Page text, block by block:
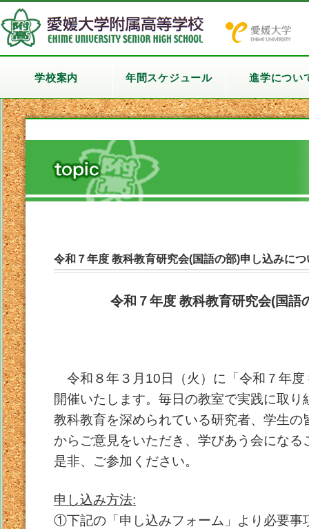
学校案内 年間スケジュール 進学につい
令和７年度 教科教育研究会(国語の部)申し込みにつ
令和７年度 教科教育研究会(国語
令和８年３月10日（火）に「令和７年度
開催いたします。毎日の教室で実践に取
教科教育を深められている研究者、学生
からご意見をいただき、学びあう会にな
是非、ご参加ください。
申し込み方法:
①下記の「申し込みフォーム」より必要事